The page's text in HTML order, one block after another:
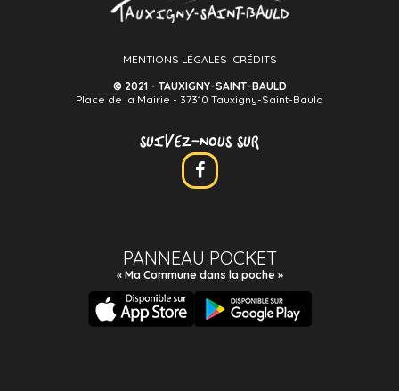
MENTIONS LÉGALES CRÉDITS
© 2021 - TAUXIGNY-SAINT-BAULD
Place de la Mairie - 37310 Tauxigny-Saint-Bauld
SUIVEZ-NOUS SUR
PANNEAU POCKET
« Ma Commune dans la poche »